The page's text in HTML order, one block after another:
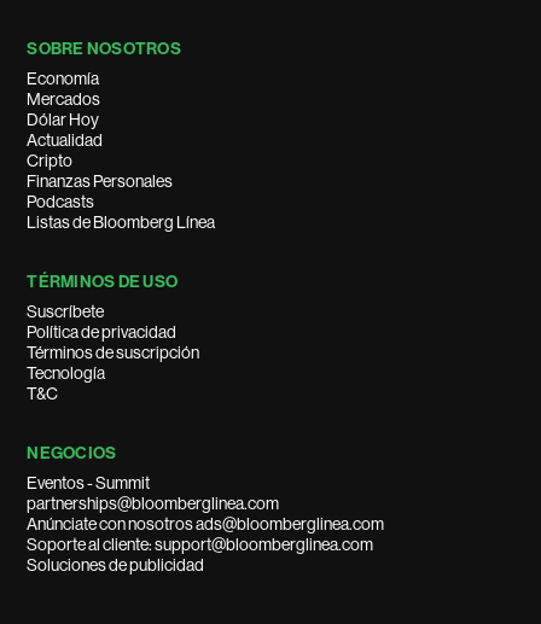
SOBRE NOSOTROS
Economía
Mercados
Dólar Hoy
Actualidad
Cripto
Finanzas Personales
Podcasts
Listas de Bloomberg Línea
TÉRMINOS DE USO
Suscríbete
Política de privacidad
Términos de suscripción
Tecnología
T&C
NEGOCIOS
Eventos - Summit
partnerships@bloomberglinea.com
Anúnciate con nosotros ads@bloomberglinea.com
Soporte al cliente: support@bloomberglinea.com
Soluciones de publicidad